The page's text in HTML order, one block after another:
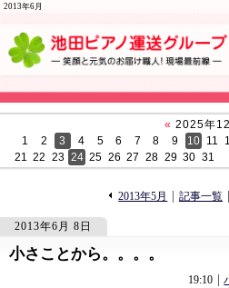
2013年6月
« 2025年
1
2 3 4 5 6 7 8 9 10 11
21 22 23 24 25 26 27 28 29 30 31
«
2013年5月 記事一覧
2013年6月 8日
小さことから。。。。
19:10